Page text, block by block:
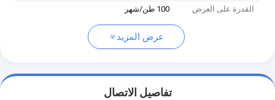
القدرة على العرض
100 طن/شهر
عرض المزيد
تفاصيل الاتصال